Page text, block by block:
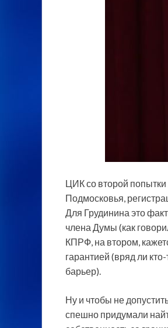
ЦИК со второй попытки
Подмосковья,
Для Грудинина это
члена Думы (как
КПРФ, на втором,
гарантией (вряд ли
барьер).
Ну и чтобы не
спешно придумали